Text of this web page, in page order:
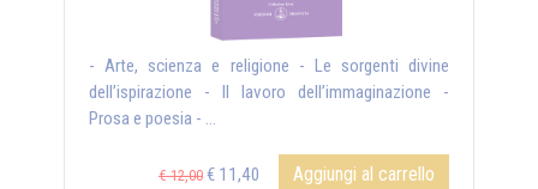
- Arte, scienza e religione - Le sorgenti divine
dell’ispirazione - Il lavoro dell’immaginazione -
Prosa e poesia - ...
€ 12,00 € 11,40 Aggiungi al carrello